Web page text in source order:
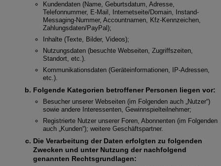
Kundendaten (Name, Geburtsdatum, Adresse,
Telefonnummer, E-Mail, Internetseite/Domain, Instand-
Messaging-Nummer, Accountnamen, Kfz-Kennzeichen,
Zahlungsdaten/PayPal);
Inhalte (Texte, Bilder, Videos);
Nutzungsdaten (besuchte Webseiten, Zugriffszeiten,
Standort, etc.).
Kommunikationsdaten (Geräteinformationen, IP-Adressen,
etc.).
Folgende Kategorien betroffener Personen liegen vor:
Besucher unserer Webseiten (im Folgenden auch „Nutzer“)
sowie andere Interessenten, Gewinnspielteilnehmer;
Registrierte Nutzer unserer Foren, Abonnenten (im Folgenden
auch „Kunden“); weitere Geschäftspartner.
Die Verarbeitung der Daten erfolgten zu folgenden
Zwecken und unter Nutzung der nachfolgend
genannten Rechtsgrundlagen: